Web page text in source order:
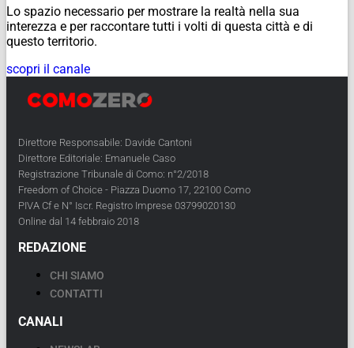
Lo spazio necessario per mostrare la realtà nella sua
interezza e per raccontare tutti i volti di questa città e di
questo territorio.
scopri il canale
Direttore Responsabile: Davide Cantoni
Direttore Editoriale: Emanuele Caso
Registrazione Tribunale di Como: n°2/2018
Freedom of Choice - Piazza Duomo 17, 22100 Como
PIVA Cf e N° Iscr. Registro Imprese 03799020130
Online dal 14 febbraio 2018
REDAZIONE
CHI SIAMO
CONTATTI
CANALI